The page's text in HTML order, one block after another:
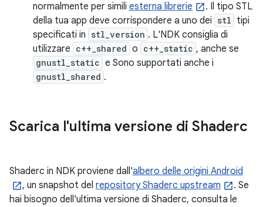
normalmente per simili esterna librerie
. Il tipo STL
della tua app deve corrispondere a uno dei stl tipi
specificati in stl_version . L'NDK consiglia di
utilizzare c++_shared o c++_static , anche se
gnustl_static e Sono supportati anche i
gnustl_shared .
Scarica l'ultima versione di Shaderc
Shaderc in NDK proviene dall'albero delle origini Android
, un snapshot del repository Shaderc upstream
. Se
hai bisogno dell'ultima versione di Shaderc, consulta le